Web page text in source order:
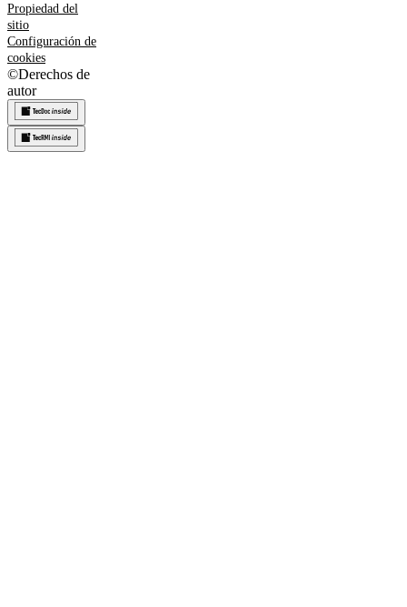
Propiedad del
sitio
Configuración de
cookies
©Derechos de
autor